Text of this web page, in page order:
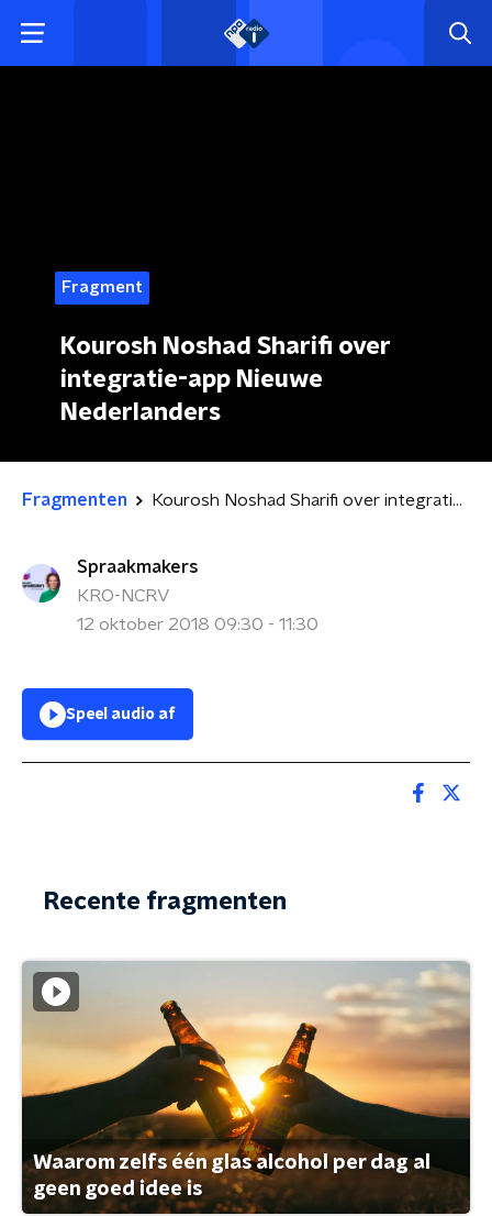
Fragment
Kourosh Noshad Sharifi over
integratie-app Nieuwe
Nederlanders
Fragmenten Kourosh Noshad Sharifi over integratie-app Nieuwe Nederlanders
Spraakmakers
KRO-NCRV
12 oktober 2018 09:30 - 11:30
Speel audio af
Recente fragmenten
Waarom zelfs één glas alcohol per dag al
geen goed idee is